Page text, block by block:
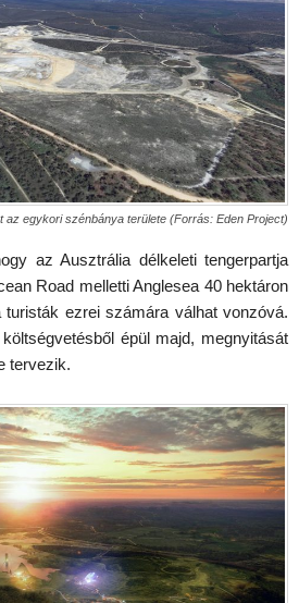
az egykori szénbánya területe (Forrás: Eden Project)
az Ausztrália délkeleti tengerpartja
Road melletti Anglesea 40 hektáron
turisták ezrei számára válhat vonzóvá.
épül majd, megnyitását
tervezik.